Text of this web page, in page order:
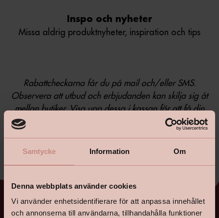
Samtycke Information Om
Denna webbplats använder cookies
Vi använder enhetsidentifierare för att anpassa innehållet
och annonserna till användarna, tillhandahålla funktioner
Inspo och nyheter
Missa aldrig produktnyheter, inspiration och tips
Rabattcheckarna får du på mail och/eller SMS.
Observera att utbud och erbjudanden kan skilja sig åt
mellan butiker. Visa upp dessa i kassan för att få din